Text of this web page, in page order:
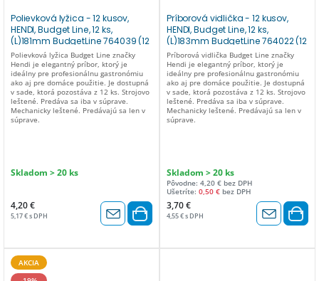
Polievková lyžica - 12 kusov,
HENDI, Budget Line, 12 ks,
(L)181mm BudgetLine 764039 (12
ks)
Polievková lyžica Budget Line značky
Hendi je elegantný príbor, ktorý je
ideálny pre profesionálnu gastronómiu
ako aj pre domáce použitie. Je dostupná
v sade, ktorá pozostáva z 12 ks. Strojovo
leštené. Predáva sa iba v súprave.
Mechanicky leštené. Predávajú sa len v
súprave.
Skladom > 20 ks
4,20 €
5,17 € s DPH
Príborová vidlička - 12 kusov,
HENDI, Budget Line, 12 ks,
(L)183mm BudgetLine 764022 (12
ks)
Príborová vidlička Budget Line značky
Hendi je elegantný príbor, ktorý je
ideálny pre profesionálnu gastronómiu
ako aj pre domáce použitie. Je dostupná
v sade, ktorá pozostáva z 12 ks. Strojovo
leštené. Predáva sa iba v súprave.
Mechanicky leštené. Predávajú sa len v
súprave.
Skladom > 20 ks
Pôvodne: 4,20 € bez DPH
Ušetríte: 0,50 € bez DPH
3,70 €
4,55 € s DPH
AKCIA